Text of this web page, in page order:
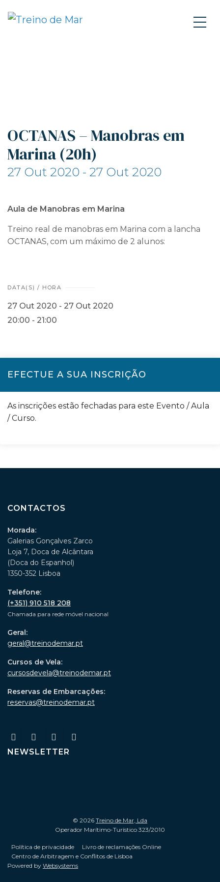
OCTANAS – Manobras em
Marina (20h)
27 Out 2020 - 27 Out 2020
Aula de Manobras em Marina
Treino real de manobras em Marina com a lancha
OCTANAS, com um máximo de 2 alunos:
DATA(S) / HORA
27 Out 2020 - 27 Out 2020
20:00 - 21:00
EFECTUE A SUA INSCRIÇÃO
As inscrições estão fechadas para este Evento / Aula
/ Curso.
CONTACTOS
Morada:
Galerias Gonçalves Zarco
Loja 7, Doca de Alcântara
(Doca do Espanhol)
1350-352 Lisboa
Telefone:
(+351) 910 518 208
Chamada para rede móvel nacional
Geral:
geral@treinodemar.pt
Cursos de Vela:
cursosdevela@treinodemar.pt
Reservas de Embarcações:
reservas@treinodemar.pt
NEWSLETTER
© 2026 Treino de Mar, Lda
Operador Marítimo-Turístico 323/2010
Política de privacidade
Livro de reclamações Online
Centro de Arbitragem e Conflitos de Lisboa
Powered by Websystems